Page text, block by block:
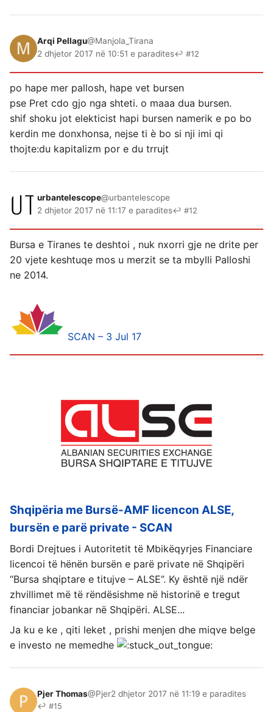
Arqi Pellagu@Manjola_Tirana
2 dhjetor 2017 në 10:51 e paradites↩ #12
po hape mer pallosh, hape vet bursen
pse Pret cdo gjo nga shteti. o maaa dua bursen.
shif shoku jot elekticist hapi bursen namerik e po bo
kerdin me donxhonsa, nejse ti è bo si nji imi qi
thojte:du kapitalizm por e du trrujt
urbantelescope@urbantelescope
2 dhjetor 2017 në 11:17 e paradites↩ #12
Bursa e Tiranes te deshtoi , nuk nxorri gje ne drite per
20 vjete keshtuqe mos u merzit se ta mbylli Palloshi
ne 2014.
SCAN – 3 Jul 17
Shqipëria me Bursë-AMF licencon ALSE,
bursën e parë private - SCAN
Bordi Drejtues i Autoritetit të Mbikëqyrjes Financiare
licencoi të hënën bursën e parë private në Shqipëri
“Bursa shqiptare e titujve – ALSE”. Ky është një ndër
zhvillimet më të rëndësishme në historinë e tregut
financiar jobankar në Shqipëri. ALSE...
Ja ku e ke , qiti leket , prishi menjen dhe miqve belge
e investo ne memedhe
Pjer Thomas@Pjer2 dhjetor 2017 në 11:19 e paradites
↩ #15